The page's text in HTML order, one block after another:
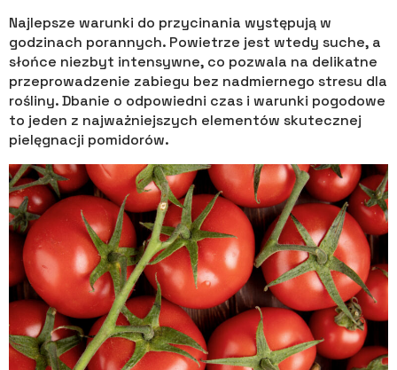
Najlepsze warunki do przycinania występują w
godzinach porannych. Powietrze jest wtedy suche, a
słońce niezbyt intensywne, co pozwala na delikatne
przeprowadzenie zabiegu bez nadmiernego stresu dla
rośliny. Dbanie o odpowiedni czas i warunki pogodowe
to jeden z najważniejszych elementów skutecznej
pielęgnacji pomidorów.